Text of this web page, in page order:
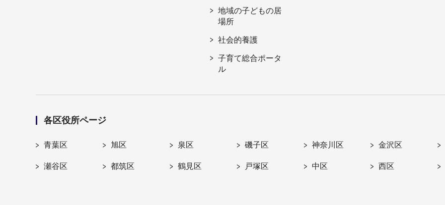
地域の子どもの居
場所
社会的養護
子育て総合ポータ
ル
各区役所ページ
青葉区 旭区 泉区 磯子区 神奈川区 金沢区
瀬谷区 都筑区 鶴見区 戸塚区 中区 西区